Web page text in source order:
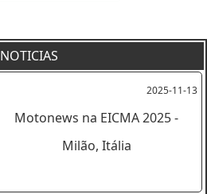
NOTICIAS
2025-11-13
Motonews na EICMA 2025 -
Milão, Itália